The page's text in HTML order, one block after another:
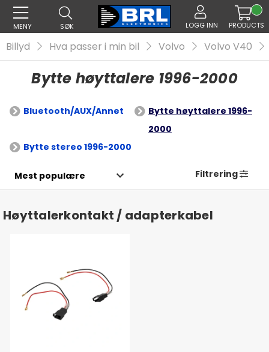
MENY SØK LOGG INN PRODUCTS
Billyd Hva passer i min bil Volvo Volvo V40
Bytte høyttalere 1996-2000
Bluetooth/AUX/Annet
Bytte høyttalere 1996-
2000
Bytte stereo 1996-2000
Filtrering
Høyttalerkontakt / adapterkabel